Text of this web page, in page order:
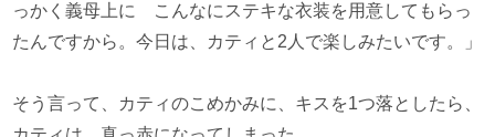
っかく義母上に こんなにステキな衣装を用意してもらっ
たんですから。今日は、カティと2人で楽しみたいです。」
そう言って、カティのこめかみに、キスを1つ落としたら、